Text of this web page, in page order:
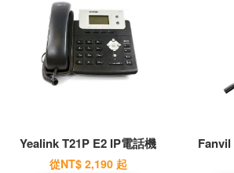
Yealink T21P E2 IP電話機
從NT$ 2,190 起
Fanvil